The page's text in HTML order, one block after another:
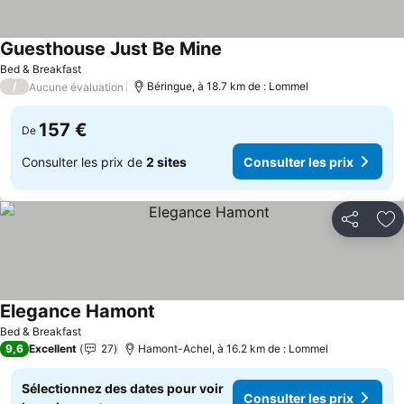
Bed & Breakfast
Guesthouse Just Be Mine
/ Aucune évaluation Béringue, à 18.7 km de : Lommel
De 157 €
Consulter les prix de 2 sites Consulter les prix
Partager
Bed & Breakfast
Elegance Hamont
9,6 Excellent 27 Hamont-Achel, à 16.2 km de : Lommel
Sélectionnez des dates pour voir
Consulter les prix